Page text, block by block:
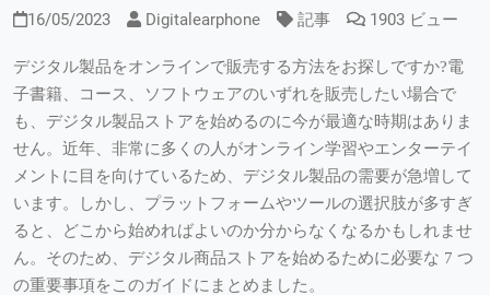
16/05/2023 Digitalearphone 記事 1903 ビュー
デジタル製品をオンラインで販売する方法をお探しですか?電
子書籍、コース、ソフトウェアのいずれを販売したい場合で
も、デジタル製品ストアを始めるのに今が最適な時期はありま
せん。近年、非常に多くの人がオンライン学習やエンターテイ
メントに目を向けているため、デジタル製品の需要が急増して
います。しかし、プラットフォームやツールの選択肢が多すぎ
ると、どこから始めればよいのか分からなくなるかもしれませ
ん。そのため、デジタル商品ストアを始めるために必要な 7 つ
の重要事項をこのガイドにまとめました。